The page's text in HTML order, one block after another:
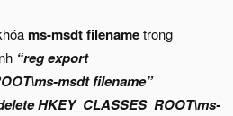
ms-msdt filenametrong
“reg export
msdt filename”
HKEY_CLASSES_ROOT\ms-